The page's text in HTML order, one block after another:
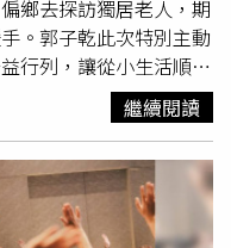
導資訊來源，全案目前
內容依法不便對外說
責任。
鄉去探訪獨居老人，期
。郭子乾此次特別主動
行列，讓從小生活順遂
，以此作為最深刻的生
受並從中學習，讓郭子
益實務的過程！到了現
長大了，很感動！」面
女棄養的嚴重社會問
養兒防老」的迷思，更
繼續閱讀